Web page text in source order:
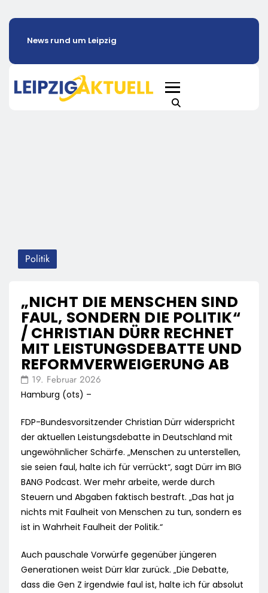
News rund um Leipzig
Politik
„NICHT DIE MENSCHEN SIND
FAUL, SONDERN DIE POLITIK“
/ CHRISTIAN DÜRR RECHNET
MIT LEISTUNGSDEBATTE UND
REFORMVERWEIGERUNG AB
19. Februar 2026
Hamburg (ots) –
FDP-Bundesvorsitzender Christian Dürr widerspricht
der aktuellen Leistungsdebatte in Deutschland mit
ungewöhnlicher Schärfe. „Menschen zu unterstellen,
sie seien faul, halte ich für verrückt“, sagt Dürr im BIG
BANG Podcast. Wer mehr arbeite, werde durch
Steuern und Abgaben faktisch bestraft. „Das hat ja
nichts mit Faulheit von Menschen zu tun, sondern es
ist in Wahrheit Faulheit der Politik.“
Auch pauschale Vorwürfe gegenüber jüngeren
Generationen weist Dürr klar zurück. „Die Debatte,
dass die Gen Z irgendwie faul ist, halte ich für absolut